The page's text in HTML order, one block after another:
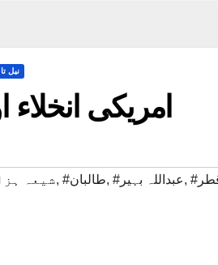
نیل
امریکی
#شیعہ, #طالبان, #عبداللہ بہیر,